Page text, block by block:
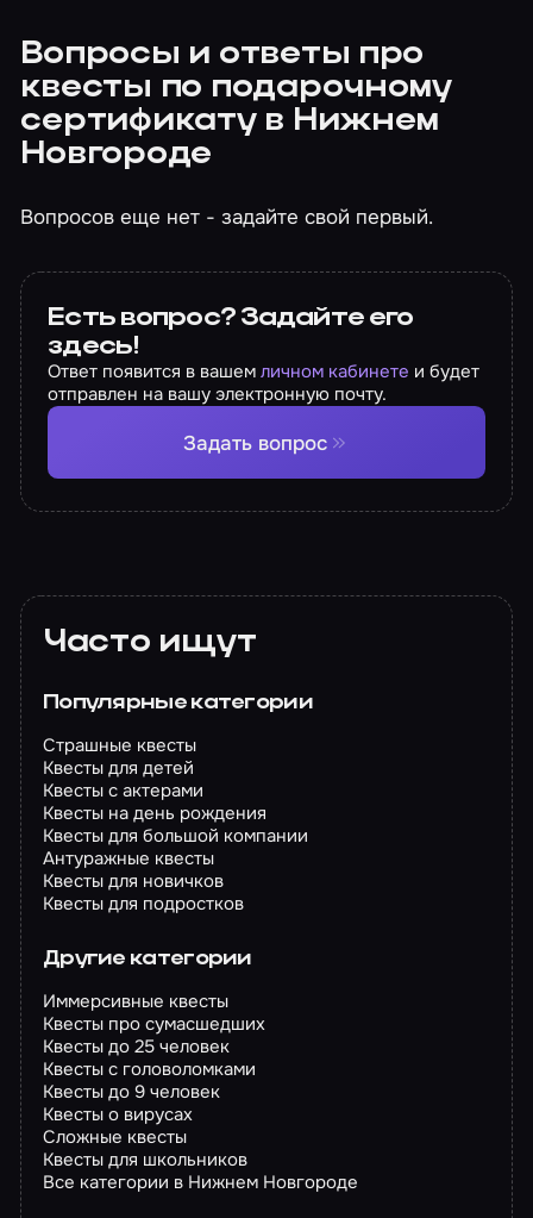
Вопросы и ответы про
квесты по подарочному
сертификату в Нижнем
Новгороде
Вопросов еще нет - задайте свой первый.
Есть вопрос? Задайте его
здесь!
Ответ появится в вашемличном кабинете и будет
отправлен на вашу электронную почту.
Задать вопрос
Часто ищут
Популярные категории
Страшные квесты
Квесты для детей
Квесты с актерами
Квесты на день рождения
Квесты для большой компании
Антуражные квесты
Квесты для новичков
Квесты для подростков
Другие категории
Иммерсивные квесты
Квесты про сумасшедших
Квесты до 25 человек
Квесты с головоломками
Квесты до 9 человек
Квесты о вирусах
Сложные квесты
Квесты для школьников
Все категории в Нижнем Новгороде